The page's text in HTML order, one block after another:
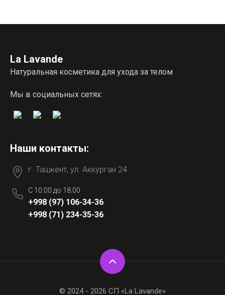
La Lavande
Натуральная косметика для ухода за телом
Мы в социальных сетях:
Наши контакты:
г. Ташкент, ул. Аккурган 24
C 10:00 до 18:00
+998 (97) 106-34-36
+998 (71) 234-35-36
© 2024 - 2026 СП «La Lavande»